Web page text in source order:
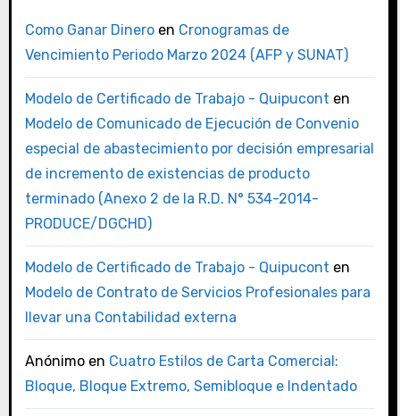
Como Ganar Dineroen Cronogramas de
Vencimiento Periodo Marzo 2024 (AFP y SUNAT)
Modelo de Certificado de Trabajo - Quipucont en
Modelo de Comunicado de Ejecución de Convenio
especial de abastecimiento por decisión empresarial
de incremento de existencias de producto
terminado (Anexo 2 de la R.D. N° 534-2014-
PRODUCE/DGCHD)
Modelo de Certificado de Trabajo - Quipucont en
Modelo de Contrato de Servicios Profesionales para
llevar una Contabilidad externa
Anónimoen Cuatro Estilos de Carta Comercial:
Bloque, Bloque Extremo, Semibloque e Indentado